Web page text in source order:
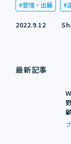
登壇・出展
2022.9.12
最新記事